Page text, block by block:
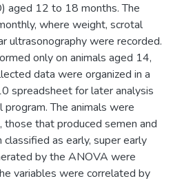
aged 12 to 18 months. The
where weight, scrotal
ultrasonography were recorded.
only on animals aged 14,
data were organized in a
spreadsheet for later analysis
The animals were
that produced semen and
as early, super early
by the ANOVA were
variables were correlated by